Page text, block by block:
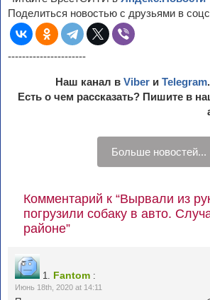
Поделиться новостью с друзьями в
----------------------
Наш канал в Viber и Telegram
Есть о чем рассказать? Пишите в
Больше новостей...
Комментарий к “Вырвали из
погрузили собаку в авто.
районе”
1. Fantom :
Июнь 18th, 2020 at 14:11